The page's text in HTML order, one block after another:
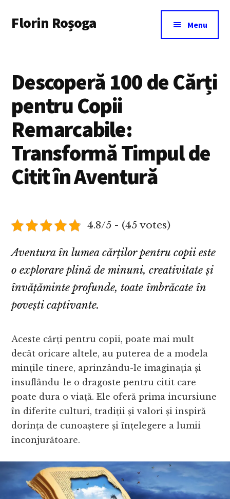
main
menu
Florin Roșoga Menu
Descoperă 100 de Cărți
pentru Copii
Remarcabile:
Transformă Timpul de
Citit în Aventură
4.8/5 - (45 votes)
Aventura în lumea cărților pentru copii este
o explorare plină de minuni, creativitate și
învățăminte profunde, toate îmbrăcate în
povești captivante.
Aceste cărți pentru copii, poate mai mult
decât oricare altele, au puterea de a modela
mințile tinere, aprinzându-le imaginația și
insuflându-le o dragoste pentru citit care
poate dura o viață. Ele oferă prima incursiune
în diferite culturi, tradiții și valori și inspiră
dorința de cunoaștere și înțelegere a lumii
înconjurătoare.